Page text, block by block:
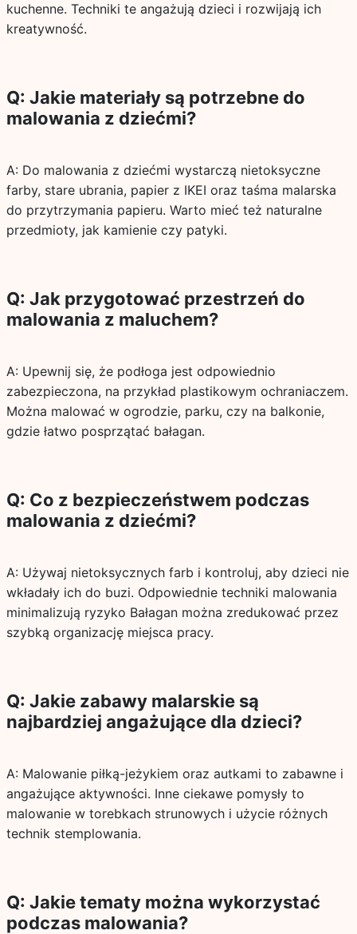
kuchenne. Techniki te angażują dzieci i rozwijają ich
kreatywność.
Q: Jakie materiały są potrzebne do
malowania z dziećmi?
A: Do malowania z dziećmi wystarczą nietoksyczne
farby, stare ubrania, papier z IKEI oraz taśma malarska
do przytrzymania papieru. Warto mieć też naturalne
przedmioty, jak kamienie czy patyki.
Q: Jak przygotować przestrzeń do
malowania z maluchem?
A: Upewnij się, że podłoga jest odpowiednio
zabezpieczona, na przykład plastikowym ochraniaczem.
Można malować w ogrodzie, parku, czy na balkonie,
gdzie łatwo posprzątać bałagan.
Q: Co z bezpieczeństwem podczas
malowania z dziećmi?
A: Używaj nietoksycznych farb i kontroluj, aby dzieci nie
wkładały ich do buzi. Odpowiednie techniki malowania
minimalizują ryzyko Bałagan można zredukować przez
szybką organizację miejsca pracy.
Q: Jakie zabawy malarskie są
najbardziej angażujące dla dzieci?
A: Malowanie piłką-jeżykiem oraz autkami to zabawne i
angażujące aktywności. Inne ciekawe pomysły to
malowanie w torebkach strunowych i użycie różnych
technik stemplowania.
Q: Jakie tematy można wykorzystać
podczas malowania?